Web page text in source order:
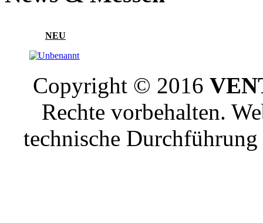
NEU
Copyright © 2016
Rechte vorbehalten.
technische